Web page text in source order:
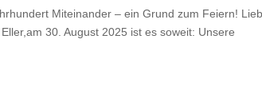
Miteinander – ein Grund zum Feiern!
30. August 2025 ist es soweit: Unsere